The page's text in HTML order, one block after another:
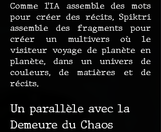
Comme l’IA assemble des mots
pour créer des récits, Spiktri
assemble des fragments pour
créer un multivers où le
visiteur voyage de planète en
planète, dans un univers de
couleurs, de matières et de
récits.
Un parallèle avec la
Demeure du Chaos